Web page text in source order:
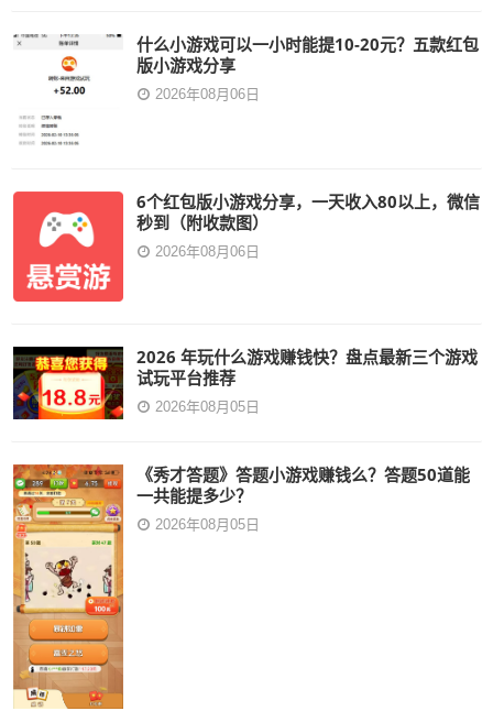
什么小游戏可以一小时能提10-20元？五款红包
版小游戏分享
2026年08月06日
6个红包版小游戏分享，一天收入80以上，微信
秒到（附收款图）
2026年08月06日
2026 年玩什么游戏赚钱快？盘点最新三个游戏
试玩平台推荐
2026年08月05日
《秀才答题》答题小游戏赚钱么？答题50道能
一共能提多少？
2026年08月05日